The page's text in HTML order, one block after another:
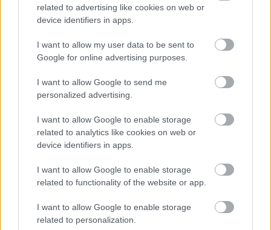
related to advertising like cookies on web or
device identifiers in apps.
I want to allow my user data to be sent to
Google for online advertising purposes.
I want to allow Google to send me
personalized advertising.
I want to allow Google to enable storage
related to analytics like cookies on web or
device identifiers in apps.
I want to allow Google to enable storage
related to functionality of the website or app.
I want to allow Google to enable storage
related to personalization.